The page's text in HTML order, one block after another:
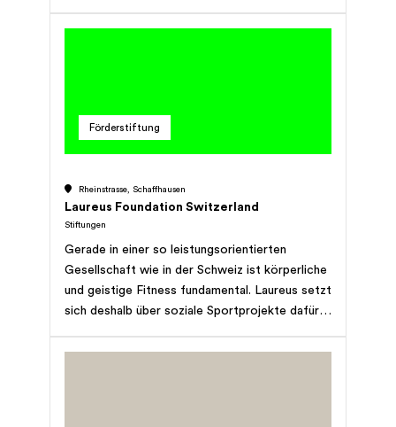
Förderstiftung
Rheinstrasse, Schaffhausen
Laureus Foundation Switzerland
Stiftungen
Gerade in einer so leistungsorientierten
Gesellschaft wie in der Schweiz ist körperliche
und geistige Fitness fundamental. Laureus setzt
sich deshalb über soziale Sportprojekte dafür
verbessern und Präventionsarbeit zu leisten.